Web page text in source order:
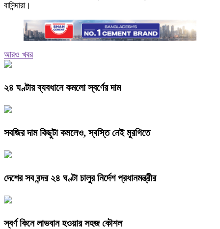
বাসিন্দারা।
আরও খবর
২৪ ঘণ্টার ব্যবধানে কমলো স্বর্ণের দাম
সবজির দাম কিছুটা কমলেও, স্বস্তি নেই মুরগিতে
দেশের সব বন্দর ২৪ ঘণ্টা চালুর নির্দেশ প্রধানমন্ত্রীর
স্বর্ণ কিনে লাভবান হওয়ার সহজ কৌশল